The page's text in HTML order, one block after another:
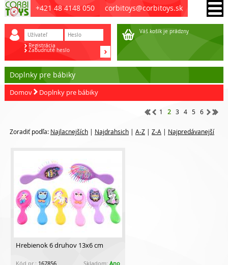
+421 48 4148 050 corbitoys@corbitoys.sk
Registrácia
Zabudnuté heslo
Váš košík je prádzny
Doplnky pre bábiky
Domov Doplnky pre bábiky
1 2 3 4 5 6
Zoradiť podľa: Najlacnejších| Najdrahsich| A-Z| Z-A | Najpredávanejší
Hrebienok 6 druhov 13x6 cm
Kód pr.: 167856 Skladom: Ano